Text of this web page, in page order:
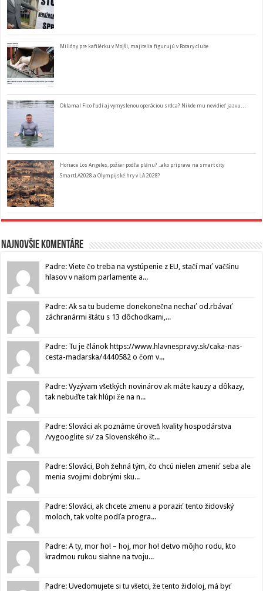
Milióny pre kafilérku v Mojši, majitelia figurujú v Rotary clube
Oklamal Fico ľudí aj vymyslenou operáciou srdca? Nikde mu nevidieť jazvu…
Horiace Los Angeles, požiar podľa plánu? ..ako príprava na smart city
SmartLA2028 a Olympijské hry v LA 2028?
Najnovšie komentáre
Padre: Viete čo treba na vystúpenie z EU, stačí mať väčšinu
hlasov v našom parlamente a...
Padre: Ak sa tu budeme donekonečna nechať od.rbávať
záchranármi štátu s 13 dôchodkami,...
Padre: Tu je článok https://www.hlavnespravy.sk/caka-nas-
cesta-madarska/4440582 o čom v...
Padre: Vyzývam všetkých novinárov ak máte kauzy a dôkazy,
tak nebuďte tak hlúpi že na n...
Padre: Slováci ak poznáme úroveň kvality hospodárstva
/vygooglite si/ za Slovenského št...
Padre: Slováci, Boh žehná tým, čo chcú nielen zmeniť seba ale
menia svojimi dobrými sku...
Padre: Slováci, ak chcete zmenu a poraziť tento židovský
moloch, tak volte podľa progra...
Padre: A ty, mor ho! – hoj, mor ho! detvo môjho rodu, kto
kradmou rukou siahne na tvoju...
Padre: Uvedomujete si tu všetci, že tento židoloj, má byť